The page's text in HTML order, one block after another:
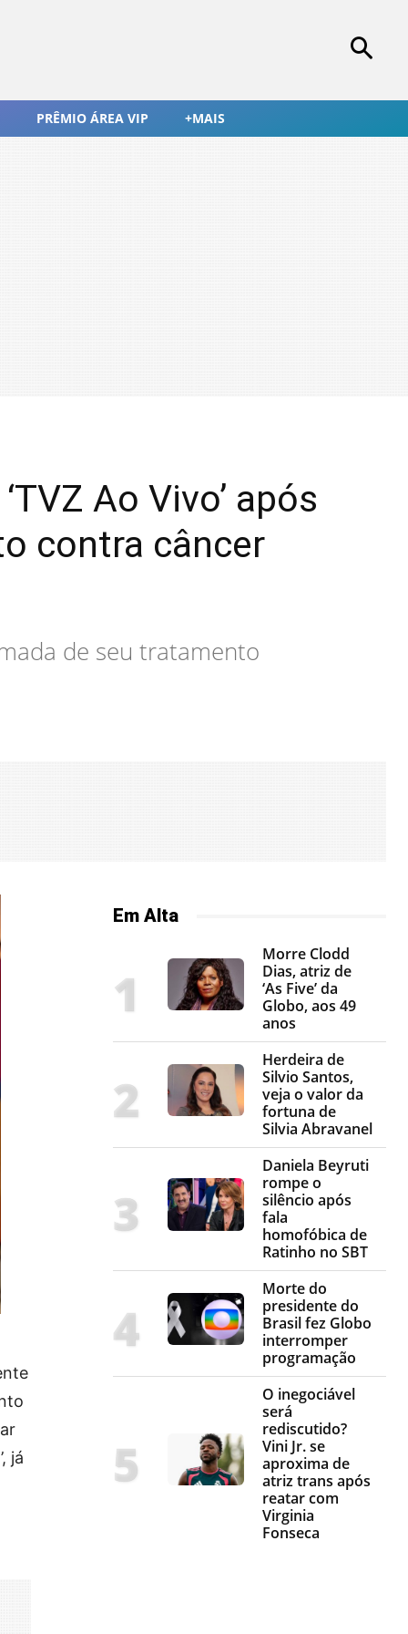
PRÊMIO ÁREA VIP +MAIS
Ao Vivo’ após
contra câncer
de seu tratamento
já
Em Alta
Morre Clodd
Dias, atriz de
‘As Five’ da
Globo, aos 49
anos
Herdeira de
Silvio Santos,
veja o valor da
fortuna de
Silvia Abravanel
Daniela Beyruti
rompe o
silêncio após
fala
homofóbica de
Ratinho no SBT
Morte do
presidente do
Brasil fez Globo
interromper
programação
O inegociável
será
rediscutido?
Vini Jr. se
aproxima de
atriz trans após
reatar com
Virginia
Fonseca